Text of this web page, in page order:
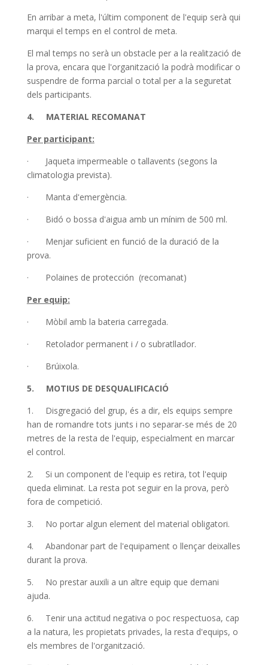
En arribar a meta, l'últim component de l'equip serà qui
marqui el temps en el control de meta.
El mal temps no serà un obstacle per a la realització de
la prova, encara que l'organització la podrà modificar o
suspendre de forma parcial o total per a la seguretat
dels participants.
4. MATERIAL RECOMANAT
Per participant:
· Jaqueta impermeable o tallavents (segons la
climatologia prevista).
· Manta d'emergència.
· Bidó o bossa d'aigua amb un mínim de 500 ml.
· Menjar suficient en funció de la duració de la
prova.
· Polaines de protección (recomanat)
Per equip:
· Mòbil amb la bateria carregada.
· Retolador permanent i / o subratllador.
· Brúixola.
5. MOTIUS DE DESQUALIFICACIÓ
1. Disgregació del grup, és a dir, els equips sempre
han de romandre tots junts i no separar-se més de 20
metres de la resta de l'equip, especialment en marcar
el control.
2. Si un component de l'equip es retira, tot l'equip
queda eliminat. La resta pot seguir en la prova, però
fora de competició.
3. No portar algun element del material obligatori.
4. Abandonar part de l'equipament o llençar deixalles
durant la prova.
5. No prestar auxili a un altre equip que demani
ajuda.
6. Tenir una actitud negativa o poc respectuosa, cap
a la natura, les propietats privades, la resta d'equips, o
els membres de l'organització.